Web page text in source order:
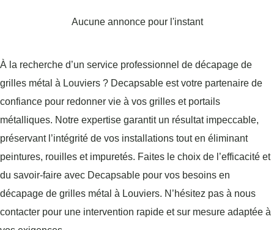
Aucune annonce pour l'instant
À la recherche d’un service professionnel de décapage de
grilles métal à Louviers ? Decapsable est votre partenaire de
confiance pour redonner vie à vos grilles et portails
métalliques. Notre expertise garantit un résultat impeccable,
préservant l’intégrité de vos installations tout en éliminant
peintures, rouilles et impuretés. Faites le choix de l’efficacité et
du savoir-faire avec Decapsable pour vos besoins en
décapage de grilles métal à Louviers. N’hésitez pas à nous
contacter pour une intervention rapide et sur mesure adaptée à